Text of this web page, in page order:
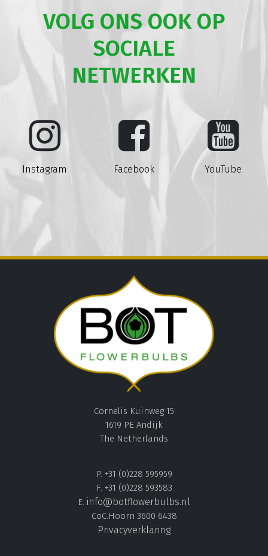
VOLG ONS OOK OP
SOCIALE
NETWERKEN
Instagram Facebook YouTube
Cornelis Kuinweg 15
1619 PE Andijk
The Netherlands
P. +31 (0)228 595959
F. +31 (0)228 593583
E. info@botflowerbulbs.nl
CoC.Hoorn 3600 6438
Privacyverklaring